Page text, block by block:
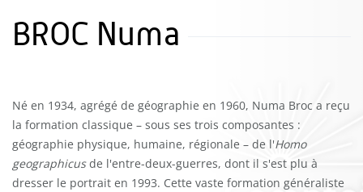
BROC Numa
Né en 1934, agrégé de géographie en 1960, Numa Broc a reçu
la formation classique – sous ses trois composantes :
géographie physique, humaine, régionale – de l'Homo
geographicusde l'entre-deux-guerres, dont il s'est plu à
dresser le portrait en 1993. Cette vaste formation généraliste